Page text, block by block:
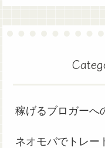
稼げるブロガーへ
ネオモバでトレー